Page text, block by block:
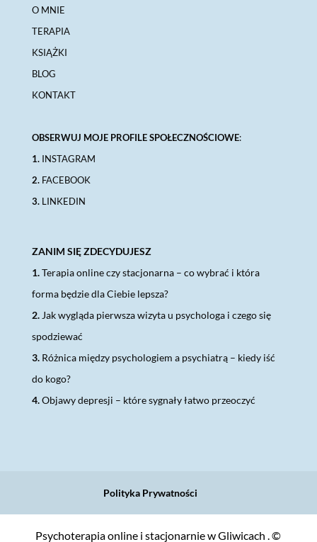
O MNIE
TERAPIA
KSIĄŻKI
BLOG
KONTAKT
OBSERWUJ MOJE PROFILE SPOŁECZNOŚCIOWE:
1. INSTAGRAM
2. FACEBOOK
3. LINKEDIN
ZANIM SIĘ ZDECYDUJESZ
1.Terapia online czy stacjonarna – co wybrać i która
forma będzie dla Ciebie lepsza?
2.Jak wygląda pierwsza wizyta u psychologa i czego się
spodziewać
3. Różnica między psychologiem a psychiatrą – kiedy iść
do kogo?
4.Objawy depresji – które sygnały łatwo przeoczyć
Polityka Prywatności
Psychoterapia online i stacjonarnie w Gliwicach . ©